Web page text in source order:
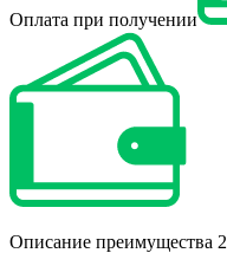
Оплата при получении
Описание преимущества 2